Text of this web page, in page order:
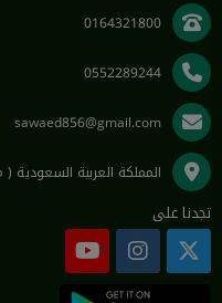
0164321800
0552289244
sawaed856@gmail.com
المملكة العربية
تجدنا على